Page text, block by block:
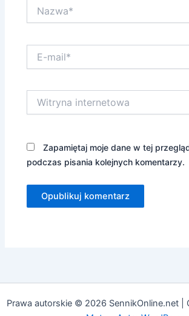
mail*
internetowa
Zapamiętaj moje dane w tej
podczas pisania kolejnych komentarzy.
Prawa autorskie © 2026 SennikOnline.net |